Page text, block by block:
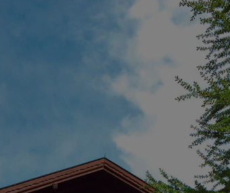
Skihütten & Chalets im Winter
Gruppenhäuser für den Skiurlaub